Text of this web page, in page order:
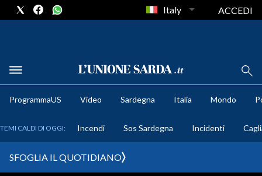
METEO
Italy ACCEDI
ProgrammaUS Video Sardegna Italia Mondo
TEMI CALDI DI OGGI: Incendi Sos Sardegna Incidenti
SFOGLIA IL QUOTIDIANO